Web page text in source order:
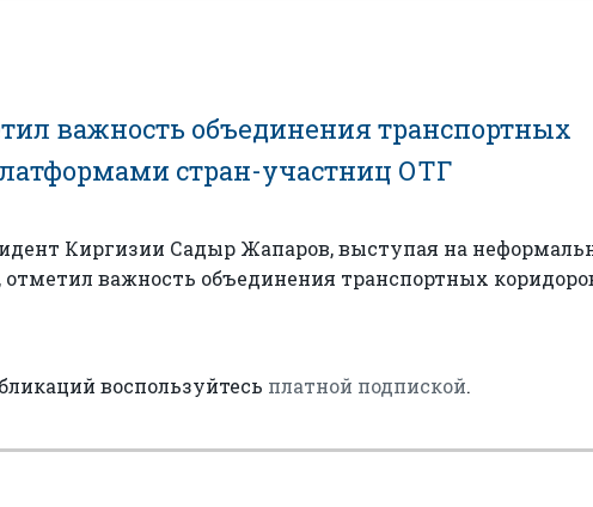
важность объединения транспортных
стран-участниц ОТГ
Киргизии Садыр Жапаров, выступая на
важность объединения транспортных
воспользуйтесь платной подпиской.